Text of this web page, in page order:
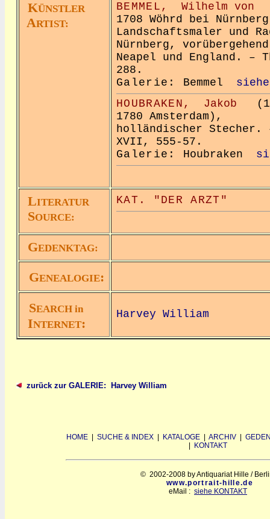
KÜNSTLER
ARTIST:
BEMMEL, Wilhelm von
1708 Wöhrd bei
Landschaftsmaler und
Nürnberg,
Neapel und England. –
288.
Galerie: Bemmel
HOUBRAKEN,
Jakob
1780 Amsterdam),
holländischer Stecher.
XVII, 555-57.
Galerie: Houbraken
LITERATUR
SOURCE:
KAT. "DER ARZT"
GEDENKTAG:
GENEALOGIE:
SEARCH in
INTERNET:
Harvey William
zurück zur GALERIE: Harvey William
HOME SUCHE & INDEX KATALOGE ARCHIV
KONTAKT
© 2002-2008 by Antiquariat Hille /
www.portrait-hille.de
eMail : siehe KONTAKT